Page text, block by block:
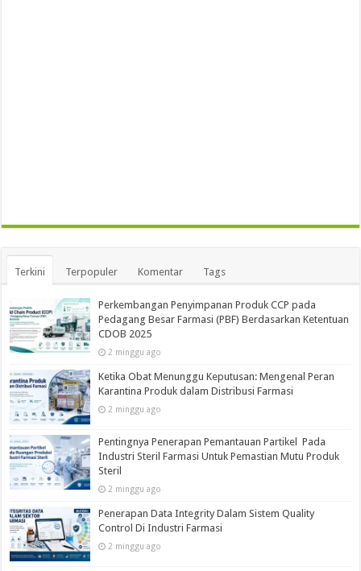
Terkini Terpopuler Komentar Tags
Perkembangan Penyimpanan Produk CCP pada
Pedagang Besar Farmasi (PBF) Berdasarkan Ketentuan
CDOB 2025
2 minggu ago
Ketika Obat Menunggu Keputusan: Mengenal Peran
Karantina Produk dalam Distribusi Farmasi
2 minggu ago
Pentingnya Penerapan Pemantauan Partikel Pada
Industri Steril Farmasi Untuk Pemastian Mutu Produk
Steril
2 minggu ago
Penerapan Data Integrity Dalam Sistem Quality
Control Di Industri Farmasi
2 minggu ago